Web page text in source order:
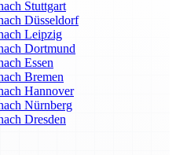
Stuttgart
Düsseldorf
Leipzig
Dortmund
Essen
Bremen
Hannover
Nürnberg
Dresden